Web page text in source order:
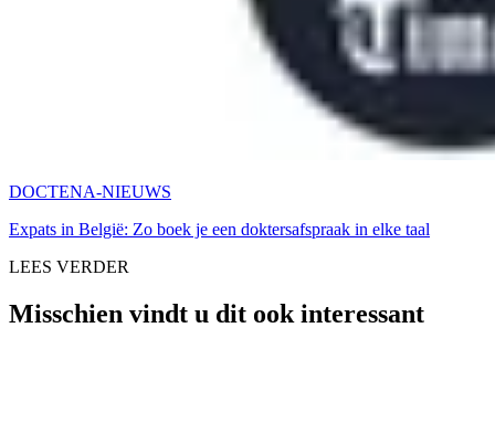
DOCTENA-NIEUWS
Expats in België: Zo boek je een doktersafspraak in elke taal
LEES VERDER
Misschien vindt u dit ook interessant